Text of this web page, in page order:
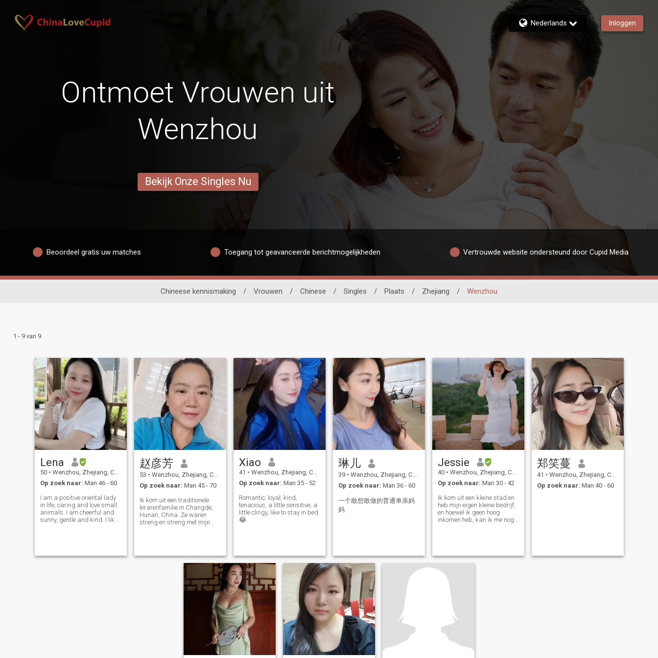
Nederlands Inloggen
Ontmoet Vrouwen uit
Wenzhou
Bekijk Onze Singles Nu
Beoordeel gratis uw matches Toegang tot geavanceerde berichtmogelijkheden Vertrouwde website ondersteund door Cupid Media
Chineese kennismaking / Vrouwen / Chinese / Singles / Plaats / Zhejiang / Wenzhou
1 - 9 van 9
Lena
50 • Wenzhou, Zhejiang, China
Op zoek naar: Man 46 - 60
I am a positive oriental lady
in life, caring and love small
animals. I am cheerful and
sunny, gentle and kind. I like
hiking, cycling, and
赵彦芳
53 • Wenzhou, Zhejiang, China
Op zoek naar: Man 45 - 70
Ik kom uit een traditionele
lerarenfamilie in Changde,
Hunan, China. Ze waren
streng en streng met mijn
helft vijf jaar geleden. Het
patroon van alleen leven mag
dan goed zijn, maar men is
erg eenzaam. Ik heb een
kind, maar hij is vaak niet bij
mij. Ik hou van het leven, van
mijn wens en droom om eten
en reizen te koken. Maar het
leven is vaak moeizaam en
er is geen tijd om mijn ideeën
vasthouden en me op zijn
Xiao
41 • Wenzhou, Zhejiang, China
Op zoek naar: Man 35 - 52
Romantic, loyal, kind,
tenacious, a little sensitive, a
little clingy, like to stay in bed
😂
琳儿
39 • Wenzhou, Zhejiang, China
Op zoek naar: Man 36 - 60
一个敢想敢做的普通单亲妈
妈
Jessie
40 • Wenzhou, Zhejiang, China
Op zoek naar: Man 30 - 42
Ik kom uit een kleine stad en
heb mijn eigen kleine bedrijf,
en hoewel ik geen hoog
inkomen heb, kan ik me nog
spelen met kinderen, Het
was een leuk en leuk ding te
doen met de kinderen, ik kijk
ernaar uit om mijn eigen
kinderen in de toekomst. Ik
hou ook van koken, hoewel
het gemiddeld is. Ik ben
iemand die plannen en
reflecteren, of het nu gaat om
leren, werken of persoonlijke
uitbraak was elk jaar een
reis gepland, in de hoop dat
iemand het plezier van de
郑笑蔓
41 • Wenzhou, Zhejiang, China
Op zoek naar: Man 40 - 60